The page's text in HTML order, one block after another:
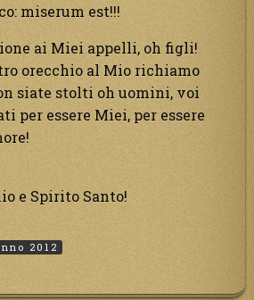
miserum est!!!
ai Miei appelli, oh figli!
orecchio al Mio richiamo
siate stolti oh uomini, voi
per essere Miei, per essere
e Spirito Santo!
2012